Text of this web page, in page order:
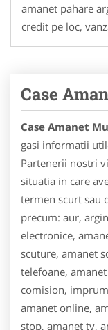
amanet pahare
credit pe loc,
Case
Case Amanet
gasi informatii
Partenerii nostri
situatia in care
termen scurt sau
precum: aur,
electronice,
scuture, amanet
telefoane,
comision,
amanet online,
stop, amanet tv,